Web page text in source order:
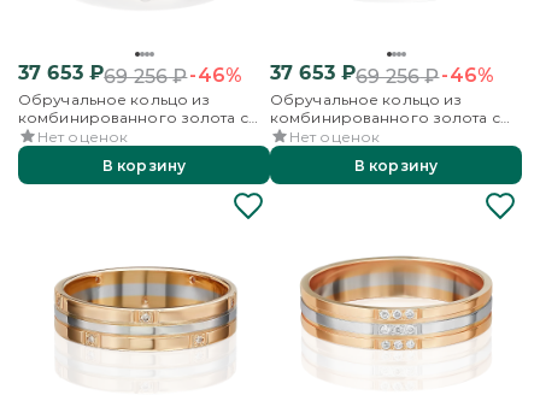
37 653₽69 256₽-46%
Обручальное кольцо из
комбинированного золота с
бриллиантами
Нет оценок
В корзину
37 653₽69 256₽-46%
Обручальное кольцо из
комбинированного золота с
бриллиантом
Нет оценок
В корзину